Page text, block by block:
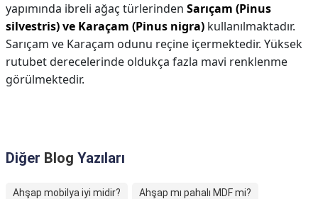
yapımında ibreli ağaç türlerinden Sarıçam (Pinus
silvestris) ve Karaçam (Pinus nigra) kullanılmaktadır.
Sarıçam ve Karaçam odunu reçine içermektedir. Yüksek
rutubet derecelerinde oldukça fazla mavi renklenme
görülmektedir.
Diğer Blog Yazıları
Ahşap mobilya iyi midir? Ahşap mı pahalı MDF mi?